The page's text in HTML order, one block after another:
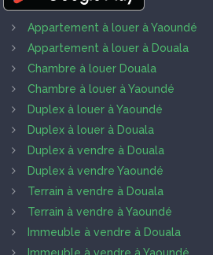
Appartement à louer à Yaoundé
Appartement à louer à Douala
Chambre à louer Douala
Chambre à louer à Yaoundé
Duplex à louer à Yaoundé
Duplex à louer à Douala
Duplex à vendre à Douala
Duplex à vendre Yaoundé
Terrain à vendre à Douala
Terrain à vendre à Yaoundé
Immeuble à vendre à Douala